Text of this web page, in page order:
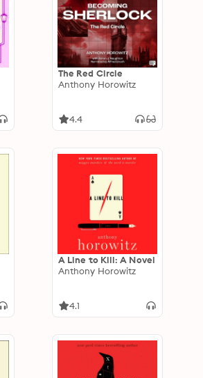
The Red Circle
Anthony Horowitz
4.4
A Line to Kill: A Novel
Anthony Horowitz
4.1